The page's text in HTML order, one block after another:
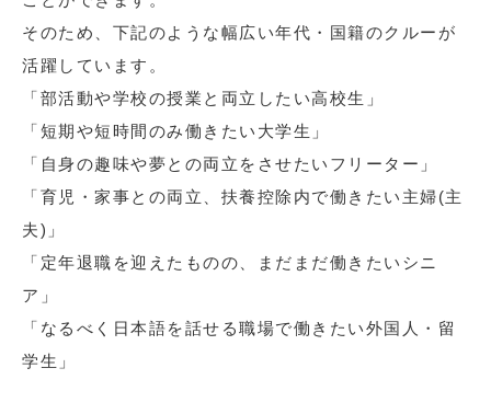
そのため、下記のような幅広い年代・国籍のクルーが
活躍しています。
「部活動や学校の授業と両立したい高校生」
「短期や短時間のみ働きたい大学生」
「自身の趣味や夢との両立をさせたいフリーター」
「育児・家事との両立、扶養控除内で働きたい主婦(主
夫)」
「定年退職を迎えたものの、まだまだ働きたいシニ
ア」
「なるべく日本語を話せる職場で働きたい外国人・留
学生」